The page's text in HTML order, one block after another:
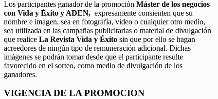
Los participantes ganador de la promoción Máster de los negocios
con Vida y Éxito y ADEN, expresamente consienten que su
nombre e imagen, sea en fotografía, video o cualquier otro medio,
sea utilizada en las campañas publicitarias o material de divulgación
que realice La Revista Vida y Éxito sin que por ello se hagan
acreedores de ningún tipo de remuneración adicional. Dichas
imágenes se podrán tomar desde que el participante resulte
favorecido en el sorteo, como medio de divulgación de los
ganadores.
VIGENCIA DE LA PROMOCION